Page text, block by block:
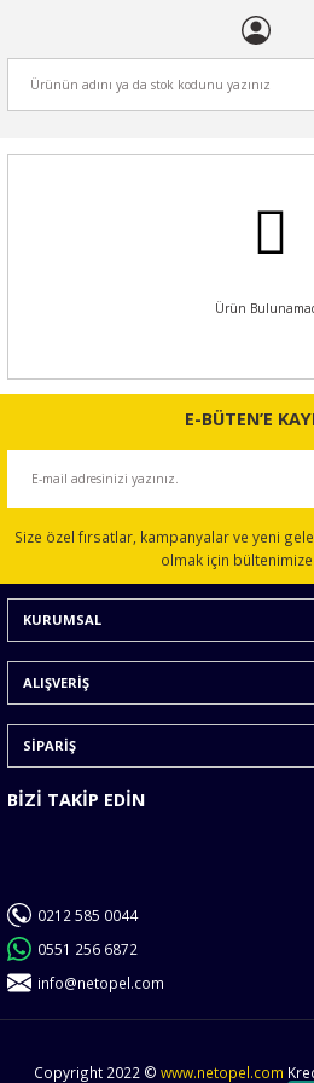
Ürün
E-BÜTEN’E
Size özel fırsatlar, kampanyalar ve yeni
olmak için bültenimize
KURUMSAL
ALIŞVERİŞ
SİPARİŞ
BİZİ TAKİP EDİN
0212 585 0044
0551 256 6872
info@netopel.com
Copyright 2022 © www.netopel.com